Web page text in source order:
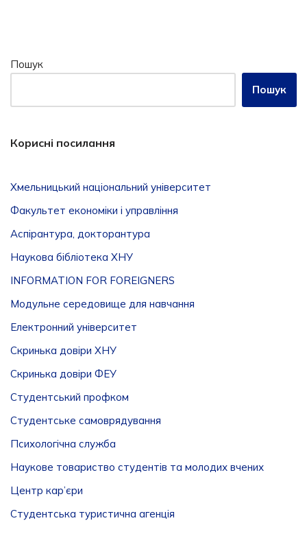
Пошук
Пошук
Корисні посилання
Хмельницький національний університет
Факультет економіки і управління
Аспірантура, докторантура
Наукова бібліотека ХНУ
INFORMATION FOR FOREIGNERS
Модульне середовище для навчання
Електронний університет
Скринька довіри ХНУ
Скринька довіри ФЕУ
Студентський профком
Студентське самоврядування
Психологічна служба
Наукове товариство студентів та молодих вчених
Центр кар’єри
Студентська туристична агенція